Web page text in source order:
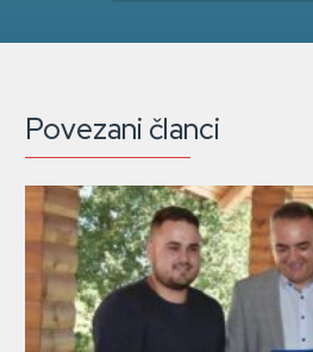
Povezani članci